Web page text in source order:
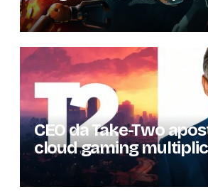
limitado
CEO da Take-Two
cloud gaming
mercado de jogos por
anos